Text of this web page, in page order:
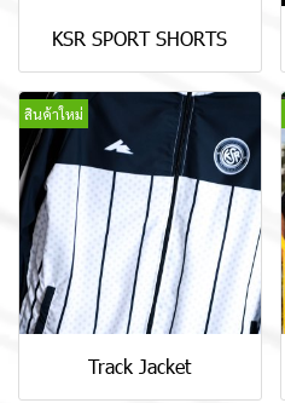
KSR SPORT SHORTS
สินค้าใหม่
Track Jacket